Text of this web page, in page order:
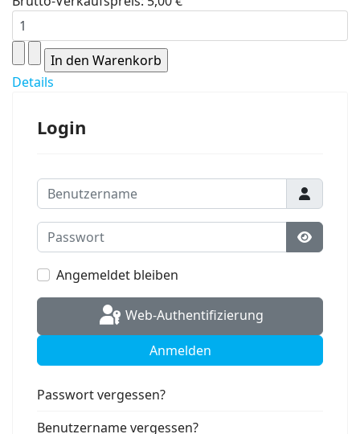
Details
Login
Benutzername
Passwort
Angemeldet bleiben
Web-Authentifizierung
Anmelden
Passwort vergessen?
Benutzername vergessen?